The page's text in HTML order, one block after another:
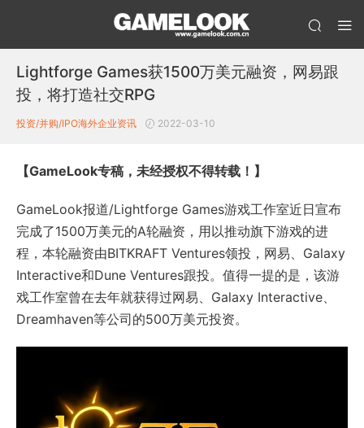
Lightforge Games获1500万美元融资，网易跟
投，将打造社交RPG
投资/并购/IPO海外企业资讯 2022-03-10
【GameLook专稿，未经授权不得转载！】
GameLook报道/Lightforge Games游戏工作室近日宣布
完成了1500万美元的A轮融资，用以推动旗下游戏的进
程，本轮融资由BITKRAFT Ventures领投，网易、Galaxy
Interactive和Dune Ventures跟投。值得一提的是，该游
戏工作室曾在去年就获得过网易、Galaxy Interactive、
Dreamhaven等公司的500万美元投资。